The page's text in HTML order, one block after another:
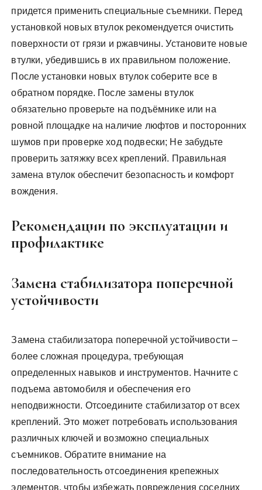
придется применить специальные съемники. Перед
установкой новых втулок рекомендуется очистить
поверхности от грязи и ржавчины. Установите новые
втулки, убедившись в их правильном положение.
После установки новых втулок соберите все в
обратном порядке. После замены втулок
обязательно проверьте на подъёмнике или на
ровной площадке на наличие люфтов и посторонних
шумов при проверке ход подвески; Не забудьте
проверить затяжку всех креплений. Правильная
замена втулок обеспечит безопасность и комфорт
вождения.
Рекомендации по эксплуатации и
профилактике
Замена стабилизатора поперечной
устойчивости
Замена стабилизатора поперечной устойчивости –
более сложная процедура, требующая
определенных навыков и инструментов. Начните с
подъема автомобиля и обеспечения его
неподвижности. Отсоедините стабилизатор от всех
креплений. Это может потребовать использования
различных ключей и возможно специальных
съемников. Обратите внимание на
последовательность отсоединения крепежных
элементов, чтобы избежать повреждения соседних